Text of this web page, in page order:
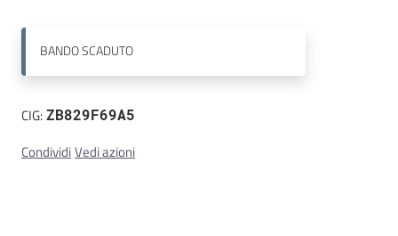
BANDOSCADUTO
CIG:ZB829F69A5
CondividiVedi azioni